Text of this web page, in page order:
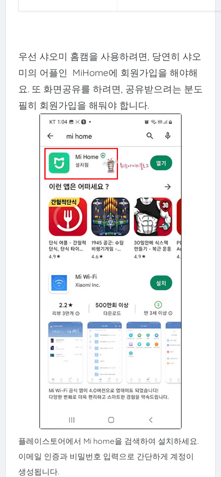
우선 샤오미 홈캠을 사용하려면, 당연히 샤오
미의 어플인 MiHome에 회원가입을 해야해
요. 또 화면공유를 하려면, 공유받으려는 분도
필히 회원가입을 해둬야 합니다.
플레이스토어에서 Mi home을 검색하여 설치하세요.
이메일 인증과 비밀번호 입력으로 간단하게 계정이
생성됩니다.